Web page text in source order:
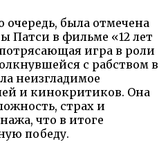
была отмечена
Патси в фильме «12 лет
потрясающая игра в роли
с рабством в
неизгладимое
и кинокритиков. Она
страх и
что в итоге
победу.